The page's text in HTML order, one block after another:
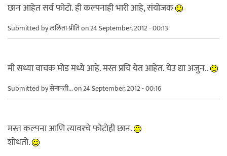
छान आहेत सर्व फोटो. ही कल्पनाही भारी आहे, संयोजक
Submitted byललिता-प्रीतिon 24 September, 2012 - 00:13
मी सध्या वाचक मोड मध्ये आहे. मस्त प्रचि येत आहेत. येउ द्या अजुन..
Submitted byसेनापती...on 24 September, 2012 - 00:16
मस्त कल्पना आणि त्यावरचे फोटोही छान.
शोधतो.